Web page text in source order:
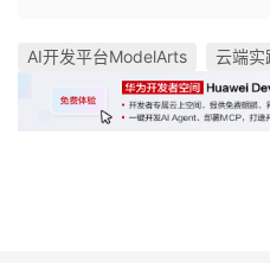
AI开发平台ModelArts 云端实